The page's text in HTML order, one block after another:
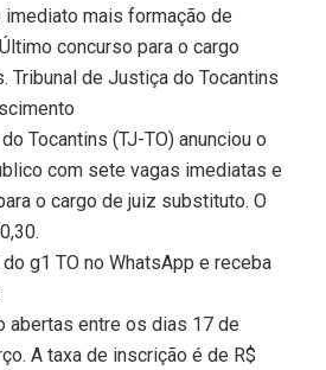
mais formação de
concurso para o cargo
Tribunal de Justiça do Tocantins
Tocantins (TJ-TO) anunciou o
com sete vagas imediatas e
o cargo de juiz substituto. O
g1 TO no WhatsApp e receba
abertas entre os dias 17 de
A taxa de inscrição é de R$